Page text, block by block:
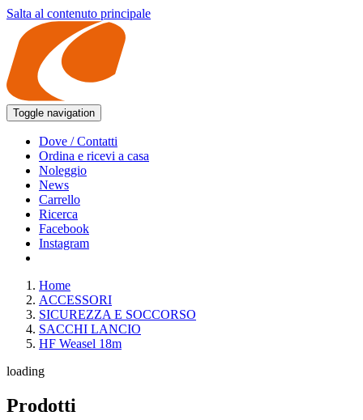
Salta al contenuto principale
Toggle navigation
Dove / Contatti
Ordina e ricevi a casa
Noleggio
News
Carrello
Ricerca
Facebook
Instagram
Home
ACCESSORI
SICUREZZA E SOCCORSO
SACCHI LANCIO
HF Weasel 18m
loading
Prodotti